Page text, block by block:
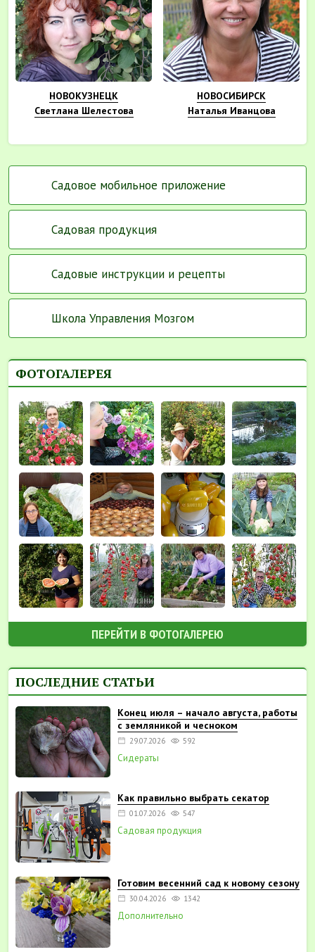
НОВОКУЗНЕЦК
Светлана Шелестова
НОВОСИБИРСК
Наталья Иванцова
Садовое мобильное приложение
Садовая продукция
Садовые инструкции и рецепты
Школа Управления Мозгом
ФОТОГАЛЕРЕЯ
ПЕРЕЙТИ В ФОТОГАЛЕРЕЮ
ПОСЛЕДНИЕ СТАТЬИ
Конец июля – начало августа, работы
с земляникой и чесноком
29.07.2026 592
Сидераты
Как правильно выбрать секатор
01.07.2026 547
Садовая продукция
Готовим весенний сад к новому сезону
30.04.2026 1342
Дополнительно